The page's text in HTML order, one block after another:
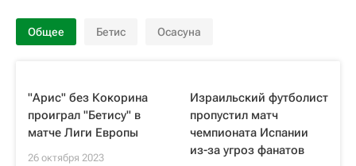
Общее Бетис Осасуна
"Арис" без Кокорина
проиграл "Бетису" в
матче Лиги Европы
26 октября 2023
Израильский футболист
пропустил матч
чемпионата Испании
из-за угроз фанатов